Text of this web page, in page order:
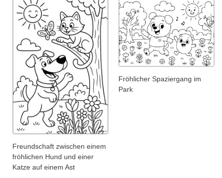
Freundschaft zwischen einem
fröhlichen Hund und einer
Katze auf einem Ast
Fröhlicher Spaziergang im
Park